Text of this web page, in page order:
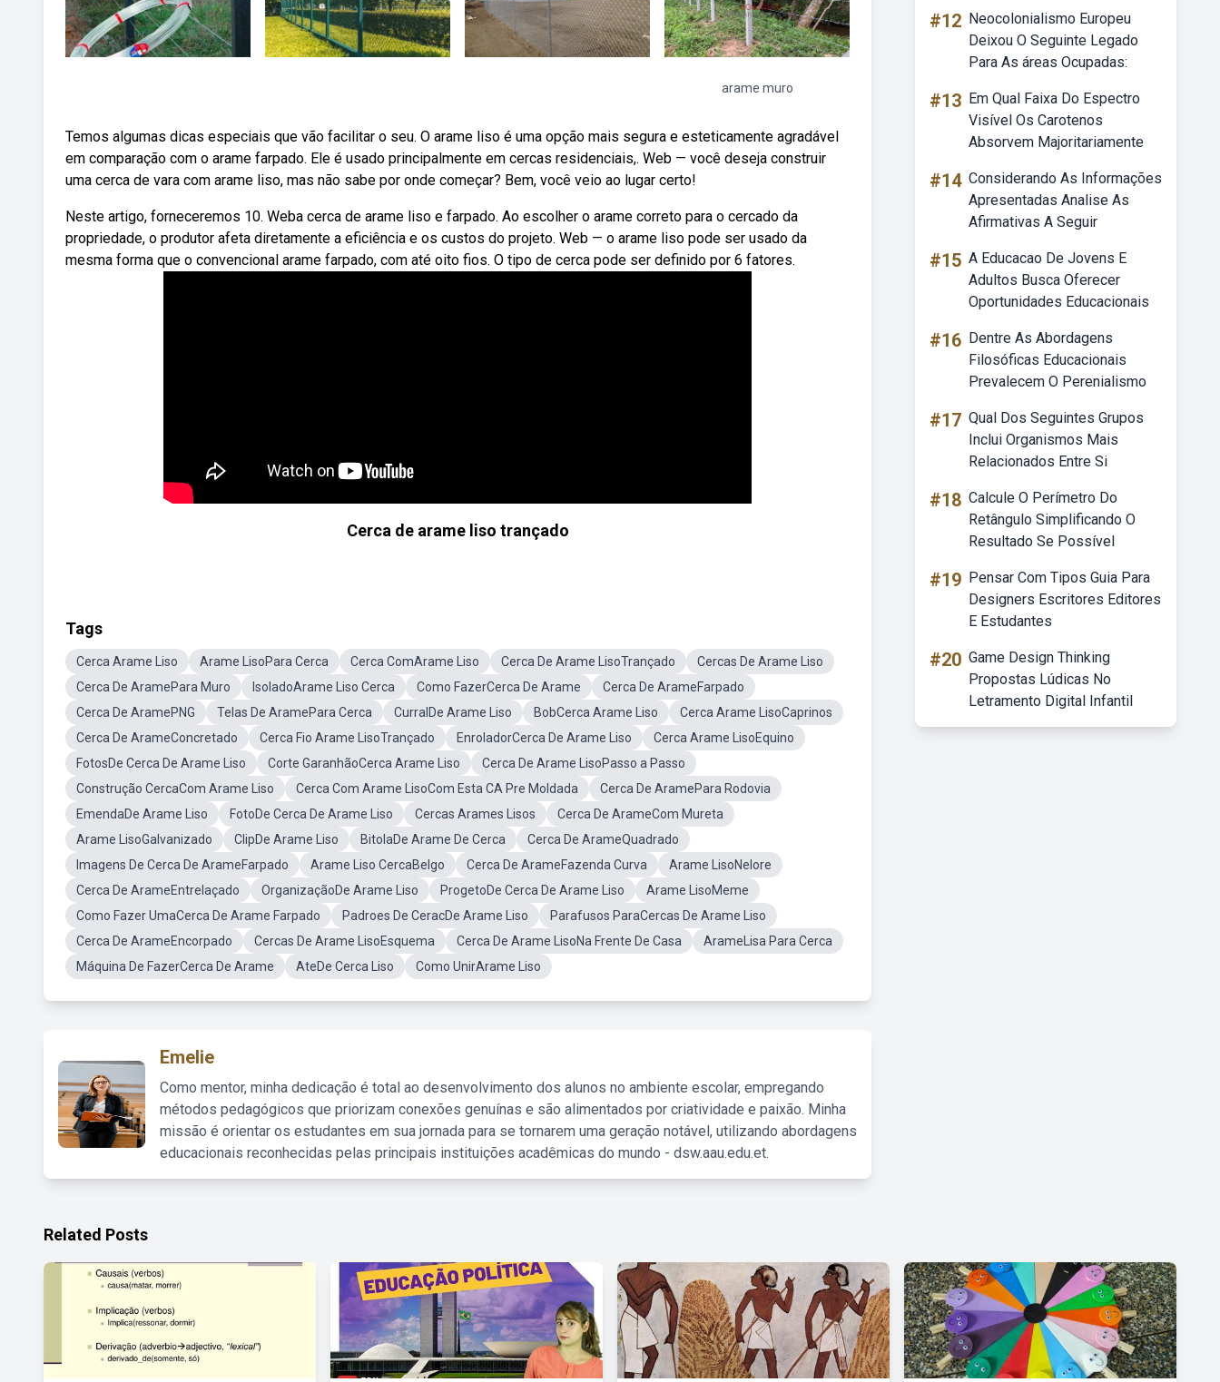
arame muro
Temos algumas dicas especiais que vão facilitar o seu. O arame liso é uma opção mais segura e esteticamente agradável
em comparação com o arame farpado. Ele é usado principalmente em cercas residenciais,. Web — você deseja construir
uma cerca de vara com arame liso, mas não sabe por onde começar? Bem, você veio ao lugar certo!
Neste artigo, forneceremos 10. Weba cerca de arame liso e farpado. Ao escolher o arame correto para o cercado da
propriedade, o produtor afeta diretamente a eficiência e os custos do projeto. Web — o arame liso pode ser usado da
mesma forma que o convencional arame farpado, com até oito fios. O tipo de cerca pode ser definido por 6 fatores.
Cerca de arame liso trançado
Tags
Cerca Arame Liso Arame LisoPara Cerca Cerca ComArame Liso Cerca De Arame LisoTrançado
Cercas De Arame Liso
Cerca De AramePara Muro
IsoladoArame Liso Cerca Como FazerCerca De Arame
Cerca De ArameFarpado
Cerca De AramePNG
Telas De AramePara Cerca CurralDe Arame Liso BobCerca Arame Liso
Cerca Arame LisoCaprinos
Cerca De ArameConcretado
Cerca Fio Arame LisoTrançado EnroladorCerca De Arame Liso
Cerca Arame LisoEquino
FotosDe Cerca De Arame Liso
Corte GaranhãoCerca Arame Liso
Cerca De Arame LisoPasso a Passo
Construção CercaCom Arame Liso
Cerca Com Arame LisoCom Esta CA Pre Moldada
Cerca De AramePara Rodovia
EmendaDe Arame Liso
FotoDe Cerca De Arame Liso Cercas Arames Lisos
Cerca De ArameCom Mureta
Arame LisoGalvanizado
ClipDe Arame Liso BitolaDe Arame De Cerca
Cerca De ArameQuadrado
Imagens De Cerca De ArameFarpado
Arame Liso CercaBelgo Cerca De ArameFazenda Curva
Arame LisoNelore
Cerca De ArameEntrelaçado
OrganizaçãoDe Arame Liso ProgetoDe Cerca De Arame Liso
Arame LisoMeme
Como Fazer UmaCerca De Arame Farpado
Padroes De CeracDe Arame Liso
Parafusos ParaCercas De Arame Liso
Cerca De ArameEncorpado
Cercas De Arame LisoEsquema Cerca De Arame LisoNa Frente De Casa
ArameLisa Para Cerca
Máquina De FazerCerca De Arame
AteDe Cerca Liso Como UnirArame Liso
Emelie
Como mentor, minha dedicação é total ao desenvolvimento dos alunos no ambiente escolar, empregando
métodos pedagógicos que priorizam conexões genuínas e são alimentados por criatividade e paixão. Minha
missão é orientar os estudantes em sua jornada para se tornarem uma geração notável, utilizando abordagens
educacionais reconhecidas pelas principais instituições acadêmicas do mundo - dsw.aau.edu.et.
#12 Neocolonialismo Europeu
Deixou O Seguinte Legado
Para As áreas Ocupadas:
#13 Em Qual Faixa Do Espectro
Visível Os Carotenos
Absorvem Majoritariamente
#14 Considerando As Informações
Apresentadas Analise As
Afirmativas A Seguir
#15 A Educacao De Jovens E
Adultos Busca Oferecer
Oportunidades Educacionais
#16 Dentre As Abordagens
Filosóficas Educacionais
Prevalecem O Perenialismo
#17 Qual Dos Seguintes Grupos
Inclui Organismos Mais
Relacionados Entre Si
#18 Calcule O Perímetro Do
Retângulo Simplificando O
Resultado Se Possível
#19 Pensar Com Tipos Guia Para
Designers Escritores Editores
E Estudantes
#20 Game Design Thinking
Propostas Lúdicas No
Letramento Digital Infantil
Related Posts